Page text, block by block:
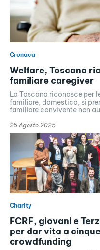
Cronaca
Welfare, Toscana
familiare caregiver
La Toscana riconosce per
familiare, domestico, si
familiare convivente non
25 Agosto 2025
Charity
FCRF, giovani e
per dar vita a
crowdfunding